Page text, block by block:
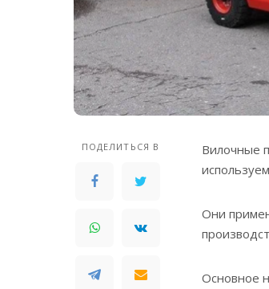
ПОДЕЛИТЬСЯ В
Вилочные
Они
Основное